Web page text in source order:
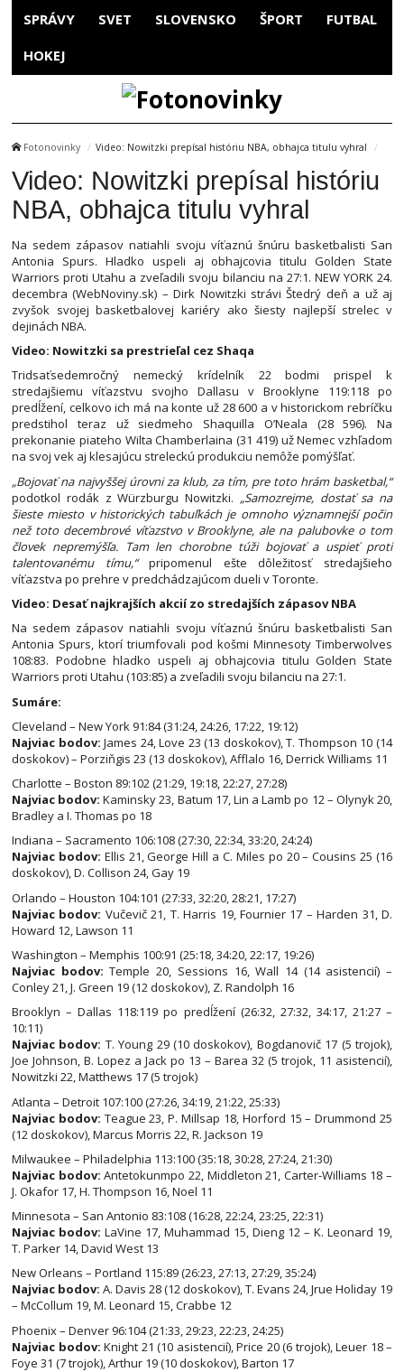
SPRÁVY SVET SLOVENSKO ŠPORT FUTBAL
HOKEJ
Fotonovinky Video: Nowitzki prepísal históriu NBA, obhajca titulu vyhral
Video: Nowitzki prepísal históriu
NBA, obhajca titulu vyhral
Na sedem zápasov natiahli svoju víťaznú šnúru basketbalisti San
Antonia Spurs. Hladko uspeli aj obhajcovia titulu Golden State
Warriors proti Utahu a zveľadili svoju bilanciu na 27:1. NEW YORK 24.
decembra (WebNoviny.sk) – Dirk Nowitzki strávi Štedrý deň a už aj
zvyšok svojej basketbalovej kariéry ako šiesty najlepší strelec v
dejinách NBA.
Video: Nowitzki sa prestrieľal cez Shaqa
Tridsaťsedemročný nemecký krídelník 22 bodmi prispel k
stredajšiemu víťazstvu svojho Dallasu v Brooklyne 119:118 po
predĺžení, celkovo ich má na konte už 28 600 a v historickom rebríčku
predstihol teraz už siedmeho Shaquilla O’Neala (28 596). Na
prekonanie piateho Wilta Chamberlaina (31 419) už Nemec vzhľadom
na svoj vek aj klesajúcu streleckú produkciu nemôže pomýšľať.
„Bojovať na najvyššej úrovni za klub, za tím, pre toto hrám basketbal,“
podotkol rodák z Würzburgu Nowitzki. „Samozrejme, dostať sa na
šieste miesto v historických tabuľkách je omnoho významnejší počin
než toto decembrové víťazstvo v Brooklyne, ale na palubovke o tom
človek nepremýšľa. Tam len chorobne túži bojovať a uspieť proti
talentovanému tímu,“pripomenul ešte dôležitosť stredajšieho
víťazstva po prehre v predchádzajúcom dueli v Toronte.
Video: Desať najkrajších akcií zo stredajších zápasov NBA
Na sedem zápasov natiahli svoju víťaznú šnúru basketbalisti San
Antonia Spurs, ktorí triumfovali pod košmi Minnesoty Timberwolves
108:83. Podobne hladko uspeli aj obhajcovia titulu Golden State
Warriors proti Utahu (103:85) a zveľadili svoju bilanciu na 27:1.
Sumáre:
Cleveland – New York 91:84 (31:24, 24:26, 17:22, 19:12)
Najviac bodov: James 24, Love 23 (13 doskokov), T. Thompson 10 (14
doskokov) – Porziňgis 23 (13 doskokov), Afflalo 16, Derrick Williams 11
Charlotte – Boston 89:102 (21:29, 19:18, 22:27, 27:28)
Najviac bodov: Kaminsky 23, Batum 17, Lin a Lamb po 12 – Olynyk 20,
Bradley a I. Thomas po 18
Indiana – Sacramento 106:108 (27:30, 22:34, 33:20, 24:24)
Najviac bodov: Ellis 21, George Hill a C. Miles po 20 – Cousins 25 (16
doskokov), D. Collison 24, Gay 19
Orlando – Houston 104:101 (27:33, 32:20, 28:21, 17:27)
Najviac bodov: Vučevič 21, T. Harris 19, Fournier 17 – Harden 31, D.
Howard 12, Lawson 11
Washington – Memphis 100:91 (25:18, 34:20, 22:17, 19:26)
Najviac bodov: Temple 20, Sessions 16, Wall 14 (14 asistencií) –
Conley 21, J. Green 19 (12 doskokov), Z. Randolph 16
Brooklyn – Dallas 118:119 po predĺžení (26:32, 27:32, 34:17, 21:27 –
10:11)
Najviac bodov: T. Young 29 (10 doskokov), Bogdanovič 17 (5 trojok),
Joe Johnson, B. Lopez a Jack po 13 – Barea 32 (5 trojok, 11 asistencií),
Nowitzki 22, Matthews 17 (5 trojok)
Atlanta – Detroit 107:100 (27:26, 34:19, 21:22, 25:33)
Najviac bodov: Teague 23, P. Millsap 18, Horford 15 – Drummond 25
(12 doskokov), Marcus Morris 22, R. Jackson 19
Milwaukee – Philadelphia 113:100 (35:18, 30:28, 27:24, 21:30)
Najviac bodov: Antetokunmpo 22, Middleton 21, Carter-Williams 18 –
J. Okafor 17, H. Thompson 16, Noel 11
Minnesota – San Antonio 83:108 (16:28, 22:24, 23:25, 22:31)
Najviac bodov: LaVine 17, Muhammad 15, Dieng 12 – K. Leonard 19,
T. Parker 14, David West 13
New Orleans – Portland 115:89 (26:23, 27:13, 27:29, 35:24)
Najviac bodov: A. Davis 28 (12 doskokov), T. Evans 24, Jrue Holiday 19
– McCollum 19, M. Leonard 15, Crabbe 12
Phoenix – Denver 96:104 (21:33, 29:23, 22:23, 24:25)
Najviac bodov: Knight 21 (10 asistencií), Price 20 (6 trojok), Leuer 18 –
Foye 31 (7 trojok), Arthur 19 (10 doskokov), Barton 17